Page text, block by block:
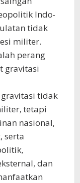
Indo-
tidak
militer.
perang
gravitasi
tidak
tetapi
nasional,
serta
dan